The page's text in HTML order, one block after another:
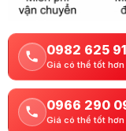
0982 625
Giá có thể tốt
0966 290
Giá có thể tốt